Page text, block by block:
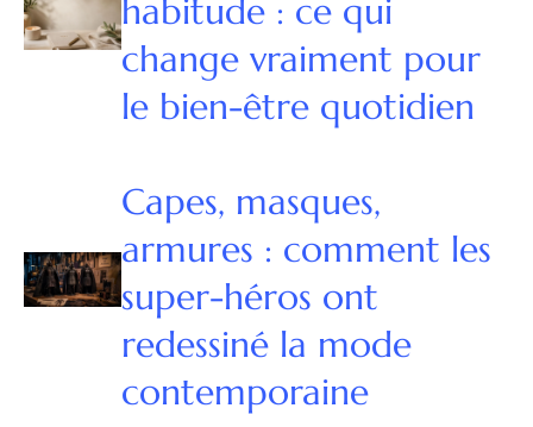
habitude : ce qui
change vraiment pour
le bien-être quotidien
Capes, masques,
armures : comment les
super-héros ont
redessiné la mode
contemporaine